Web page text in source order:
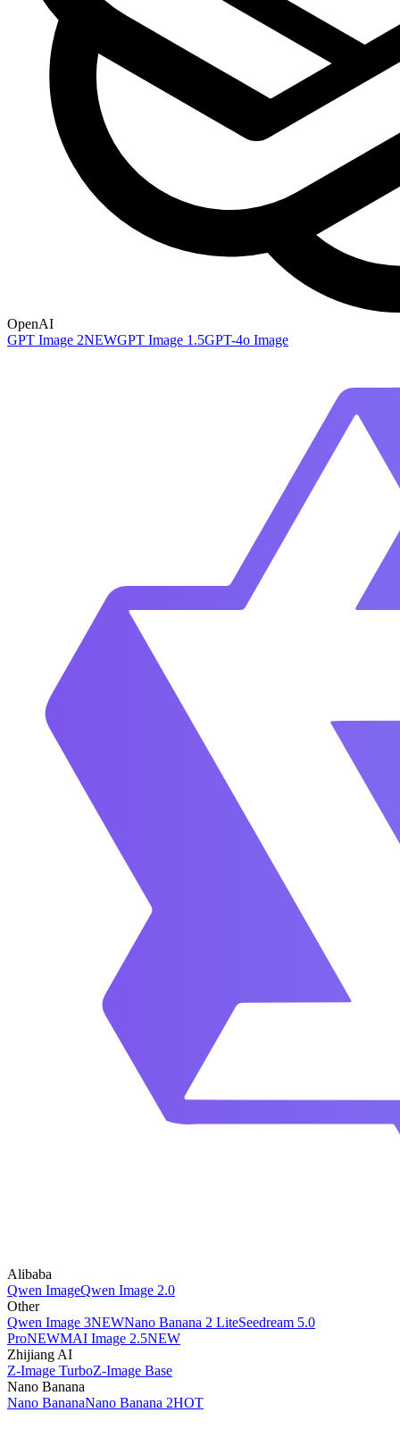
OpenAI
GPT Image 2NEWGPT Image 1.5GPT-4o Image
Alibaba
Qwen ImageQwen Image 2.0
Other
Qwen Image 3NEWNano Banana 2 LiteSeedream 5.0
ProNEWMAI Image 2.5NEW
Zhijiang AI
Z-Image TurboZ-Image Base
Nano Banana
Nano BananaNano Banana 2HOT